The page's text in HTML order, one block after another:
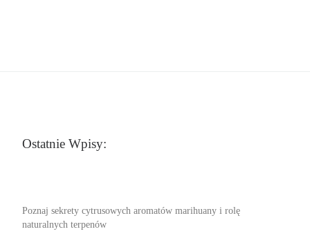
Ostatnie Wpisy:
Poznaj sekrety cytrusowych aromatów marihuany i rolę
naturalnych terpenów